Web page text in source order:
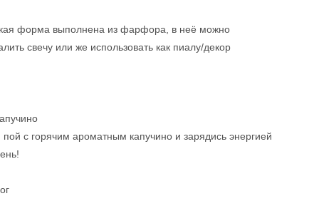
форма выполнена из фарфора, в неё можно
свечу или же использовать как пиалу/декор
пой с горячим ароматным капучино и зарядись энергией